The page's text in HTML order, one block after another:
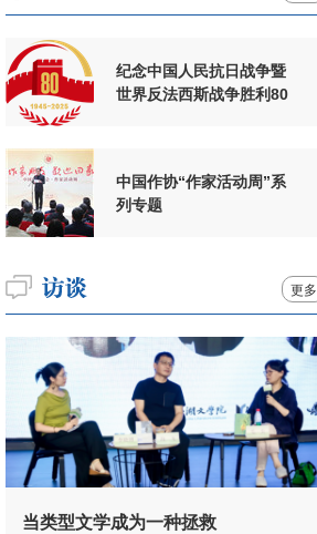
纪念中国人民抗日战争暨
世界反法西斯战争胜利80
中国作协“作家活动周”系
列专题
更多
当类型文学成为一种拯救